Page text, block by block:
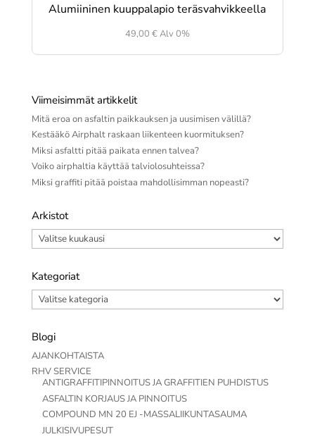
Alumiininen kuuppalapio teräsvahvikkeella
49,00 €Alv 0%
Viimeisimmät artikkelit
Mitä eroa on asfaltin paikkauksen ja uusimisen välillä?
Kestääkö Airphalt raskaan liikenteen kuormituksen?
Miksi asfaltti pitää paikata ennen talvea?
Voiko airphaltia käyttää talviolosuhteissa?
Miksi graffiti pitää poistaa mahdollisimman nopeasti?
Arkistot
Arkistot
Kategoriat
Kategoriat
Blogi
AJANKOHTAISTA
RHV SERVICE
ANTIGRAFFITIPINNOITUS JA GRAFFITIEN PUHDISTUS
ASFALTIN KORJAUS JA PINNOITUS
COMPOUND MN 20 EJ -MASSALIIKUNTASAUMA
JULKISIVUPESUT